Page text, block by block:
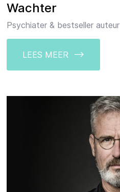
Wachter
Psychiater & bestseller auteur
LEES MEER -->